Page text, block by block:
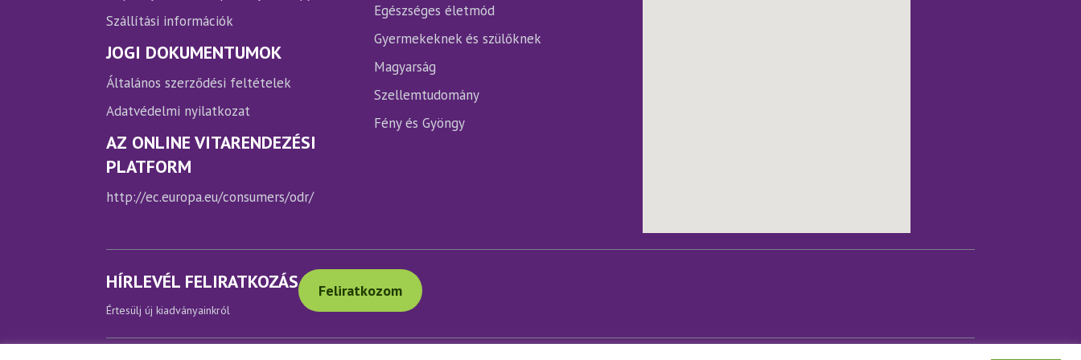
Szállítási információk
JOGI DOKUMENTUMOK
Általános szerződési feltételek
Adatvédelmi nyilatkozat
AZ ONLINE VITARENDEZÉSI
PLATFORM
http://ec.europa.eu/consumers/odr/
Egészséges életmód
Gyermekeknek és szülőknek
Magyarság
Szellemtudomány
Fény és Gyöngy
HÍRLEVÉL FELIRATKOZÁS
Értesülj új kiadványainkról
Feliratkozom